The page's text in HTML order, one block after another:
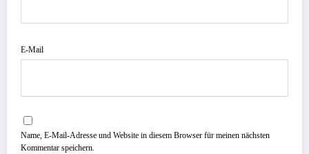
E-Mail
Name, E-Mail-Adresse und Website in diesem Browser für meinen nächsten
Kommentar speichern.